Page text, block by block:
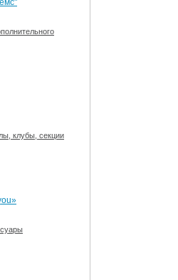
клубы, секции